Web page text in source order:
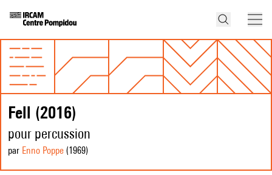
Fell (2016)
pour percussion
par Enno Poppe (1969)